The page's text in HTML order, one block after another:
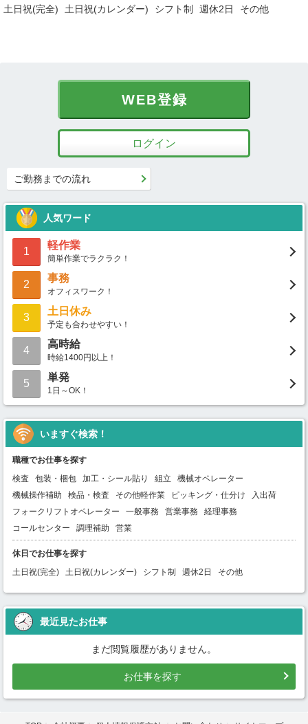
土日祝(完全)
土日祝(カレンダー) シフト制 週休2日 その他
WEB登録
ログイン
ご勤務までの流れ
人気ワード
1
軽作業
簡単作業でラクラク！
2
事務
オフィスワーク！
3
土日休み
予定も合わせやすい！
4
高時給
時給1400円以上！
5
単発
1日～OK！
いますぐ検索！
職種でお仕事を探す
検査
包装・梱包 加工・シール貼り 組立
機械オペレーター
機械操作補助
検品・検査 その他軽作業 ピッキング・仕分け
入出荷
フォークリフトオペレーター
一般事務 営業事務
経理事務
コールセンター
調理補助 営業
休日でお仕事を探す
土日祝(完全)
土日祝(カレンダー) シフト制 週休2日 その他
最近見たお仕事
まだ閲覧履歴がありません。
お仕事を探す